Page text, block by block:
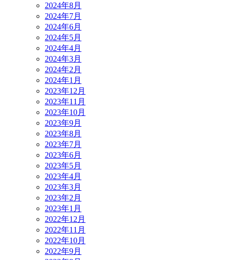
2024年8月
2024年7月
2024年6月
2024年5月
2024年4月
2024年3月
2024年2月
2024年1月
2023年12月
2023年11月
2023年10月
2023年9月
2023年8月
2023年7月
2023年6月
2023年5月
2023年4月
2023年3月
2023年2月
2023年1月
2022年12月
2022年11月
2022年10月
2022年9月